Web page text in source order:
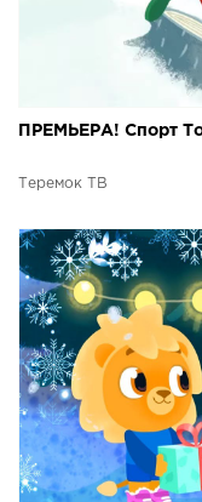
ПРЕМЬЕРА! Спорт
Теремок ТВ